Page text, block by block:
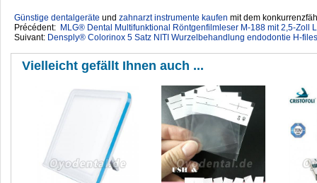
Günstige dentalgeräte ‎ und zahnarzt instrumente kaufen mit dem
Précédent: MLG® Dental Multifunktional Röntgenfilmleser M-188 mit 2,5-Zoll
Suivant: Densply® Colorinox 5 Satz NITI Wurzelbehandlung endodontie H-
Vielleicht gefällt Ihnen auch ...